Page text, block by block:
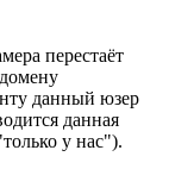
перестаёт
данный юзер
данная
у нас").